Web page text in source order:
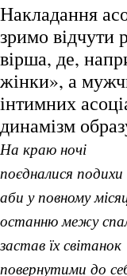
Накладання
зримо відчути
вірша, де,
жінки», а
інтимних
динамізм
На краю ночі
поєдналися подихи
аби у повному
останню межу
застав їх світанок
повернутими до